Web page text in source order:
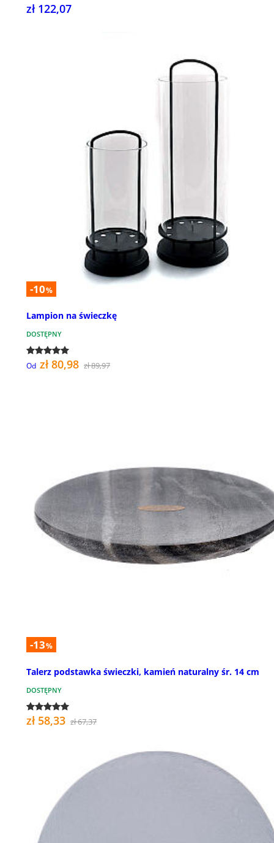
zł 122,07
-10%
Lampion na świeczkę
DOSTĘPNY
Od zł 80,98 zł 89,97
-13%
Talerz podstawka świeczki, kamień naturalny śr. 14 cm
DOSTĘPNY
zł 58,33 zł 67,37